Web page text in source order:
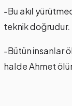
-Bu akıl
teknik doğrudur.
-Bütün insanlar
halde Ahmet